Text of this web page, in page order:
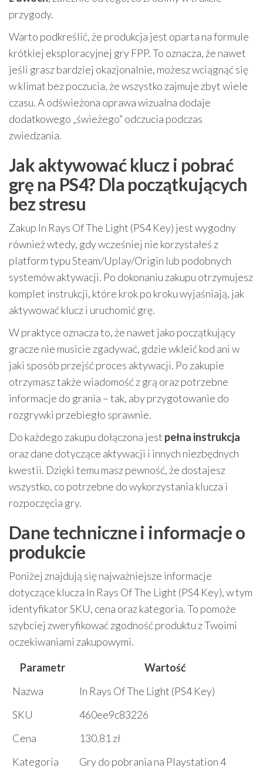
przygody.
Warto podkreślić, że produkcja jest oparta na formule
krótkiej eksploracyjnej gry FPP. To oznacza, że nawet
jeśli grasz bardziej okazjonalnie, możesz wciągnąć się
w klimat bez poczucia, że wszystko zajmuje zbyt wiele
czasu. A odświeżona oprawa wizualna dodaje
dodatkowego „świeżego” odczucia podczas
zwiedzania.
Jak aktywować klucz i pobrać
grę na PS4? Dla początkujących
bez stresu
Zakup In Rays Of The Light (PS4 Key) jest wygodny
również wtedy, gdy wcześniej nie korzystałeś z
platform typu Steam/Uplay/Origin lub podobnych
systemów aktywacji. Po dokonaniu zakupu otrzymujesz
komplet instrukcji, które krok po kroku wyjaśniają, jak
aktywować klucz i uruchomić grę.
W praktyce oznacza to, że nawet jako początkujący
gracze nie musicie zgadywać, gdzie wkleić kod ani w
jaki sposób przejść proces aktywacji. Po zakupie
otrzymasz także wiadomość z grą oraz potrzebne
informacje do grania – tak, aby przygotowanie do
rozgrywki przebiegło sprawnie.
Do każdego zakupu dołączona jest pełna instrukcja
oraz dane dotyczące aktywacji i innych niezbędnych
kwestii. Dzięki temu masz pewność, że dostajesz
wszystko, co potrzebne do wykorzystania klucza i
rozpoczęcia gry.
Dane techniczne i informacje o
produkcie
Poniżej znajdują się najważniejsze informacje
dotyczące klucza In Rays Of The Light (PS4 Key), w tym
identyfikator SKU, cena oraz kategoria. To pomoże
szybciej zweryfikować zgodność produktu z Twoimi
oczekiwaniami zakupowymi.
Parametr
Wartość
Nazwa
In Rays Of The Light (PS4 Key)
SKU
460ee9c83226
Cena
130.81 zł
Kategoria
Gry do pobrania na Playstation 4